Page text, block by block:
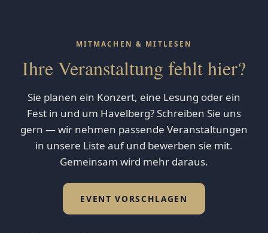
MITMACHEN & MITLESEN
Ihre Veranstaltung fehlt hier?
Sie planen ein Konzert, eine Lesung oder ein
Fest in und um Havelberg? Schreiben Sie uns
gern — wir nehmen passende Veranstaltungen
in unsere Liste auf und bewerben sie mit.
Gemeinsam wird mehr daraus.
EVENT VORSCHLAGEN